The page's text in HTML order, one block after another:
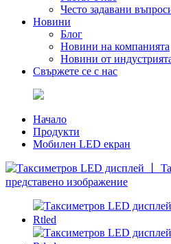
Често задавани
Новини
Блог
Новини на компанията
Новини от
Свържете се с нас
Начало
Продукти
Мобилен LED екран